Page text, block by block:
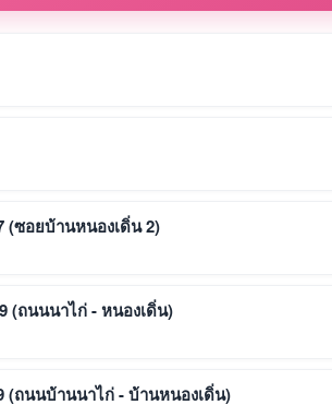
(ซอยบ้านหนองเดิ่น 2)
(ถนนนาไก่ - หนองเดิ่น)
(ถนนบ้านนาไก่ - บ้านหนองเดิ่น)